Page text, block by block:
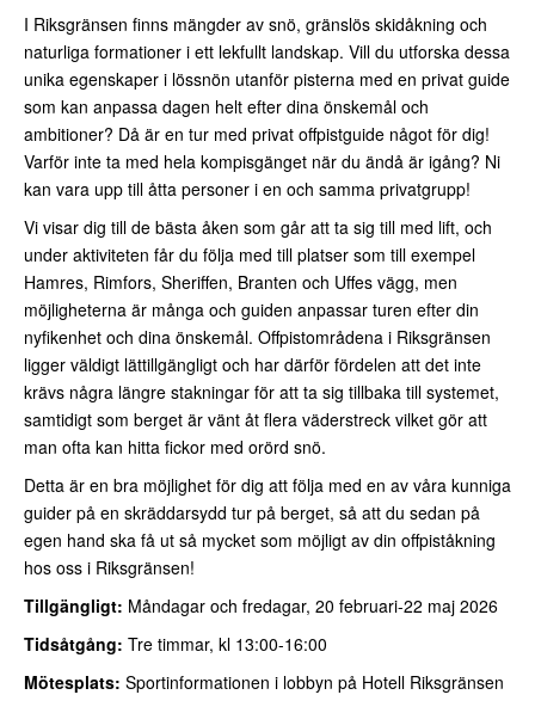
I Riksgränsen finns mängder av snö, gränslös skidåkning och
naturliga formationer i ett lekfullt landskap. Vill du utforska dessa
unika egenskaper i lössnön utanför pisterna med en privat guide
som kan anpassa dagen helt efter dina önskemål och
ambitioner? Då är en tur med privat offpistguide något för dig!
Varför inte ta med hela kompisgänget när du ändå är igång? Ni
kan vara upp till åtta personer i en och samma privatgrupp!
Vi visar dig till de bästa åken som går att ta sig till med lift, och
under aktiviteten får du följa med till platser som till exempel
Hamres, Rimfors, Sheriffen, Branten och Uffes vägg, men
möjligheterna är många och guiden anpassar turen efter din
nyfikenhet och dina önskemål. Offpistområdena i Riksgränsen
ligger väldigt lättillgängligt och har därför fördelen att det inte
krävs några längre stakningar för att ta sig tillbaka till systemet,
samtidigt som berget är vänt åt flera väderstreck vilket gör att
man ofta kan hitta fickor med orörd snö.
Detta är en bra möjlighet för dig att följa med en av våra kunniga
guider på en skräddarsydd tur på berget, så att du sedan på
egen hand ska få ut så mycket som möjligt av din offpiståkning
hos oss i Riksgränsen!
Tillgängligt: Måndagar och fredagar, 20 februari-22 maj 2026
Tidsåtgång: Tre timmar, kl 13:00-16:00
Mötesplats: Sportinformationen i lobbyn på Hotell Riksgränsen